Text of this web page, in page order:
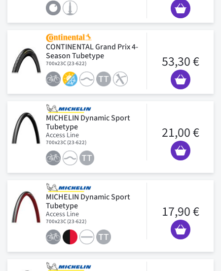
CONTINENTAL Grand Prix 4-
Season Tubetype
700x23C (23-622) 53,30 €
MICHELIN Dynamic Sport
Tubetype
Access Line
700x23C (23-622)
21,00 €
MICHELIN Dynamic Sport
Tubetype
Access Line
700x23C (23-622)
17,90 €